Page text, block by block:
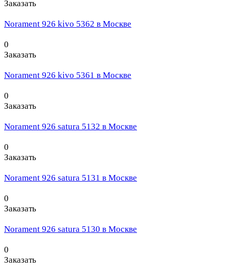
Заказать
Norament 926 kivo 5362 в Москве
0
Заказать
Norament 926 kivo 5361 в Москве
0
Заказать
Norament 926 satura 5132 в Москве
0
Заказать
Norament 926 satura 5131 в Москве
0
Заказать
Norament 926 satura 5130 в Москве
0
Заказать